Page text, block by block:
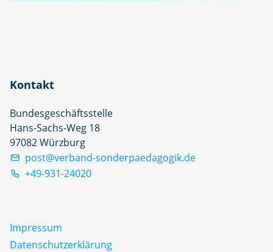
Kontakt
Bundesgeschäftsstelle
Hans-Sachs-Weg 18
97082 Würzburg
post@verband-sonderpaedagogik.de
+49-931-24020
Impressum
Datenschutz­erklärung